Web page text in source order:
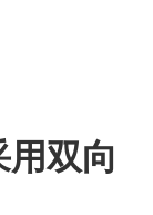
双向